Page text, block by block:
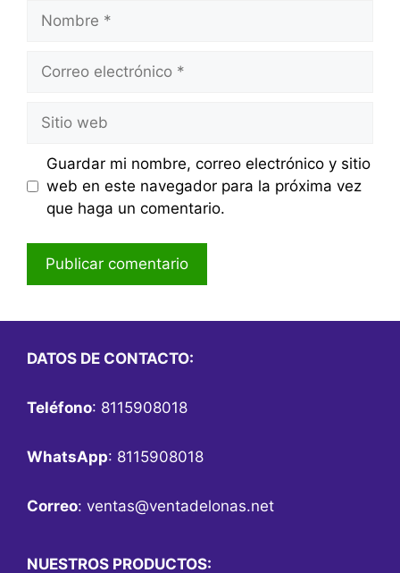
Nombre
Correo
Sitio
web
Guardar mi nombre, correo electrónico y sitio
web en este navegador para la próxima vez
que haga un comentario.
DATOS DE CONTACTO:
Teléfono: 8115908018
WhatsApp: 8115908018
Correo: ventas@ventadelonas.net
NUESTROS PRODUCTOS: